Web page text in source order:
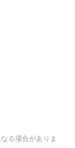
る場合がありま